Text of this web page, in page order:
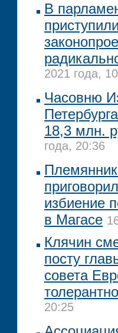
В
2021 года,
Часовню
18,3 млн.
года, 20:36
избиение
в Магасе
Клячин
посту
совета
20:25